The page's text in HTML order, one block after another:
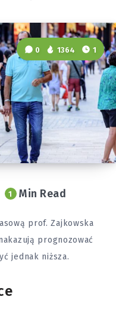
0 1364 1
1 Min Read
prof. Zajkowska
prognozować
jednak niższa.